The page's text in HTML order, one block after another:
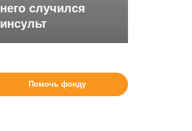
него случился
инсульт
Помочь фонду